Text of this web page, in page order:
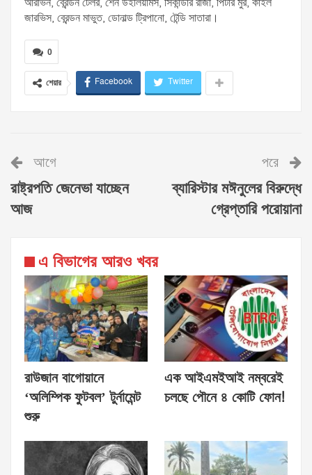
জারভিস, ব্রেন্ডন মাভুত, ডোনাল্ড ট্রিপানো, টেন্ডি সাতারা।
0
শেয়ার Facebook Twitter
আগে
রাষ্ট্রপতি জেনেভা যাচ্ছেন
আজ
পরে
ব্যারিস্টার মঈনুলের বিরুদ্ধে
গ্রেপ্তারি পরোয়ানা
এ বিভাগের আরও খবর
রাউজান বাগোয়ানে
‘অলিম্পিক ফুটবল’ টুর্নামেন্ট
শুরু
এক আইএমইআই নম্বরেই
চলছে পৌনে ৪ কোটি ফোন!